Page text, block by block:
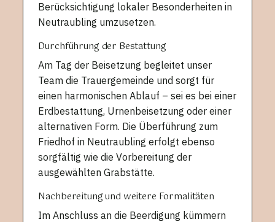
Berücksichtigung lokaler Besonderheiten in
Neutraubling umzusetzen.
Durchführung der Bestattung
Am Tag der Beisetzung begleitet unser
Team die Trauergemeinde und sorgt für
einen harmonischen Ablauf – sei es bei einer
Erdbestattung, Urnenbeisetzung oder einer
alternativen Form. Die Überführung zum
Friedhof in Neutraubling erfolgt ebenso
sorgfältig wie die Vorbereitung der
ausgewählten Grabstätte.
Nachbereitung und weitere Formalitäten
Im Anschluss an die Beerdigung kümmern